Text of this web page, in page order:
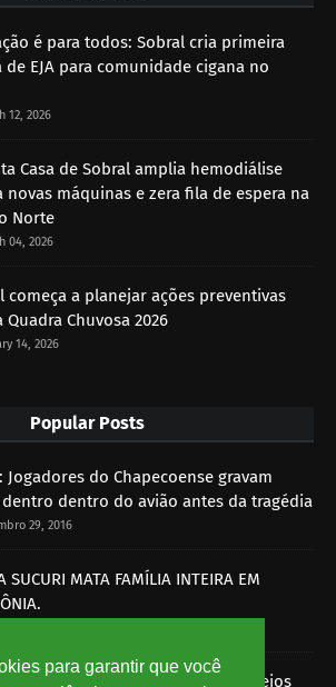
para garantir que você
é para todos: Sobral cria primeira
EJA para comunidade cigana no
12, 2026
Casa de Sobral amplia hemodiálise
novas máquinas e zera fila de espera na
Norte
04, 2026
começa a planejar ações preventivas
Quadra Chuvosa 2026
14, 2026
Popular Posts
Jogadores do Chapecoense gravam
dentro do avião antes da tragédia
29, 2016
SUCURI MATA FAMÍLIA INTEIRA EM
mostram funcionários dos Correios